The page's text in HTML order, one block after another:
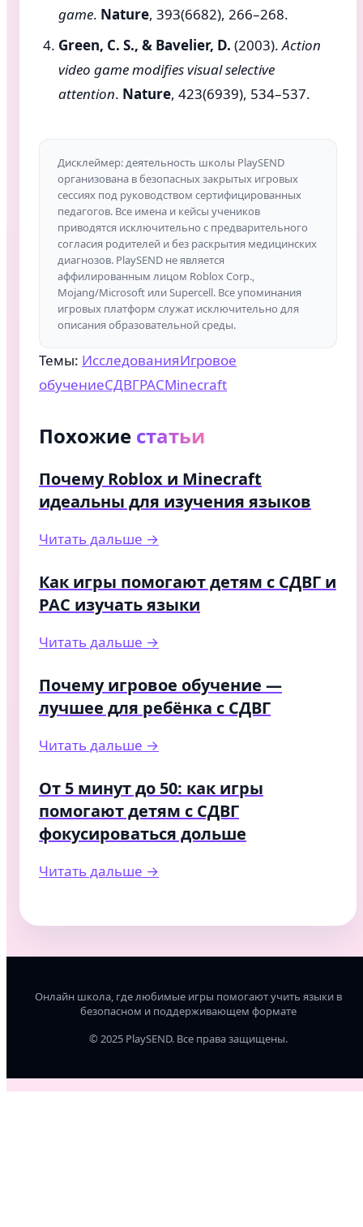
game. Nature, 393(6682), 266–268.
Green, C. S., & Bavelier, D. (2003).Action
video game modifies visual selective
attention. Nature, 423(6939), 534–537.
Дисклеймер: деятельность школы PlaySEND
организована в безопасных закрытых игровых
сессиях под руководством сертифицированных
педагогов. Все имена и кейсы учеников
приводятся исключительно с предварительного
согласия родителей и без раскрытия медицинских
диагнозов. PlaySEND не является
аффилированным лицом Roblox Corp.,
Mojang/Microsoft или Supercell. Все упоминания
игровых платформ служат исключительно для
описания образовательной среды.
Темы: ИсследованияИгровое
обучениеСДВГРАСMinecraft
Похожие статьи
Почему Roblox и Minecraft
идеальны для изучения языков
Читать дальше →
Как игры помогают детям с СДВГ и
РАС изучать языки
Читать дальше →
Почему игровое обучение —
лучшее для ребёнка с СДВГ
Читать дальше →
От 5 минут до 50: как игры
помогают детям с СДВГ
фокусироваться дольше
Читать дальше →
Онлайн школа, где любимые игры помогают учить языки в
безопасном и поддерживающем формате
© 2025 PlaySEND. Все права защищены.